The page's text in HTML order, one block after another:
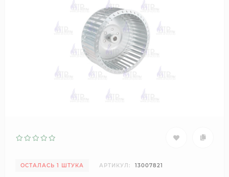
ОСТАЛАСЬ 1 ШТУКА АРТИКУЛ: 13007821